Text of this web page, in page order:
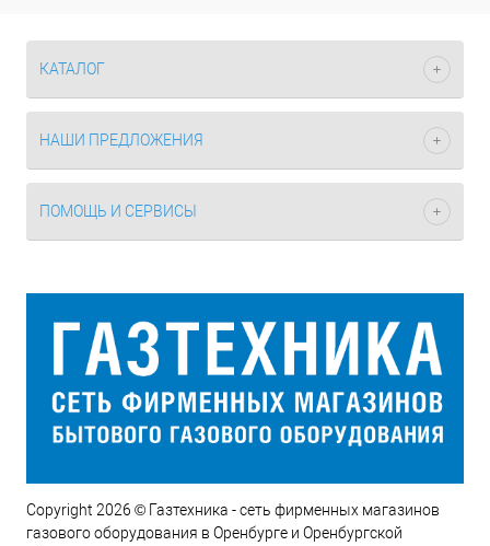
КАТАЛОГ
НАШИ ПРЕДЛОЖЕНИЯ
ПОМОЩЬ И СЕРВИСЫ
Copyright 2026 © Газтехника - сеть фирменных магазинов
газового оборудования в Оренбурге и Оренбургской